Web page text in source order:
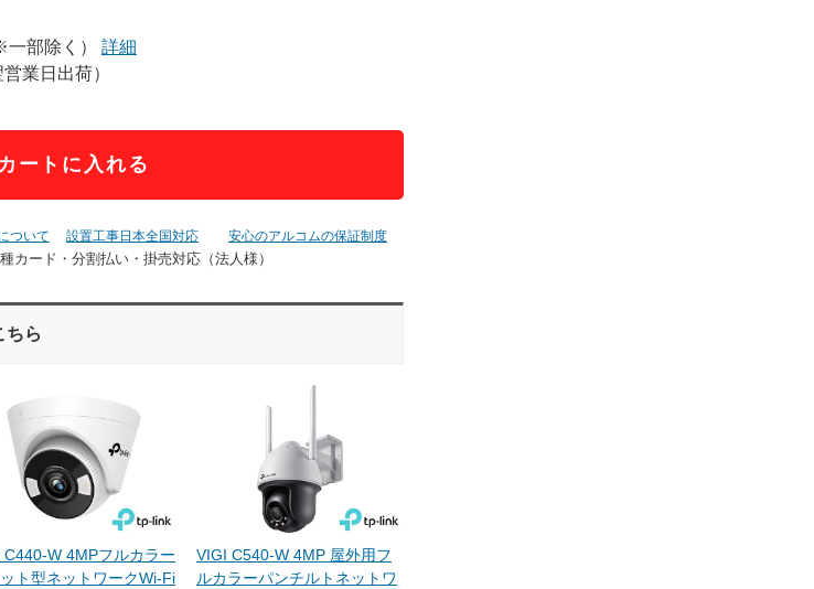
部除く） 詳細
業日出荷）
カートに入れる
ついて 設置工事日本全国対応 安心のアルコムの保証制度
カード・分割払い・掛売対応（法人様）
ちら
C440-W 4MPフルカラー
ト型ネットワークWi-Fi
VIGI C540-W 4MP 屋外用フ
ルカラーパンチルトネットワ